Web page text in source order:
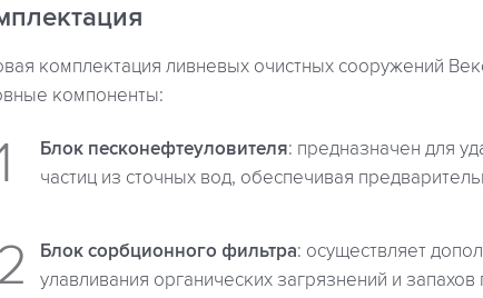
комплектация ливневых очистных сооружений
компоненты:
Блок песконефтеуловителя: предназначен для
частиц из сточных вод, обеспечивая
Блок сорбционного фильтра: осуществляет
улавливания органических загрязнений и